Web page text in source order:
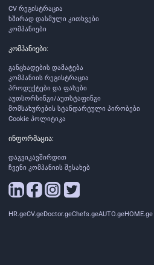
CV რეგისტრაცია
ხშირად დასმული კითხვები
კომპანიები
კომპანიები:
განცხადების დამატება
კომპანიის რეგისტრაცია
პროდუქტები და ფასები
აუთსორსინგი/აუთსტაფინგი
მომსახურების სტანდარტული პირობები
Cookie პოლიტიკა
ინფორმაცია:
დაგვიკავშირდით
ჩვენი კომპანიის შესახებ
HR.geCV.geDoctor.geChefs.geAUTO.geHOME.ge